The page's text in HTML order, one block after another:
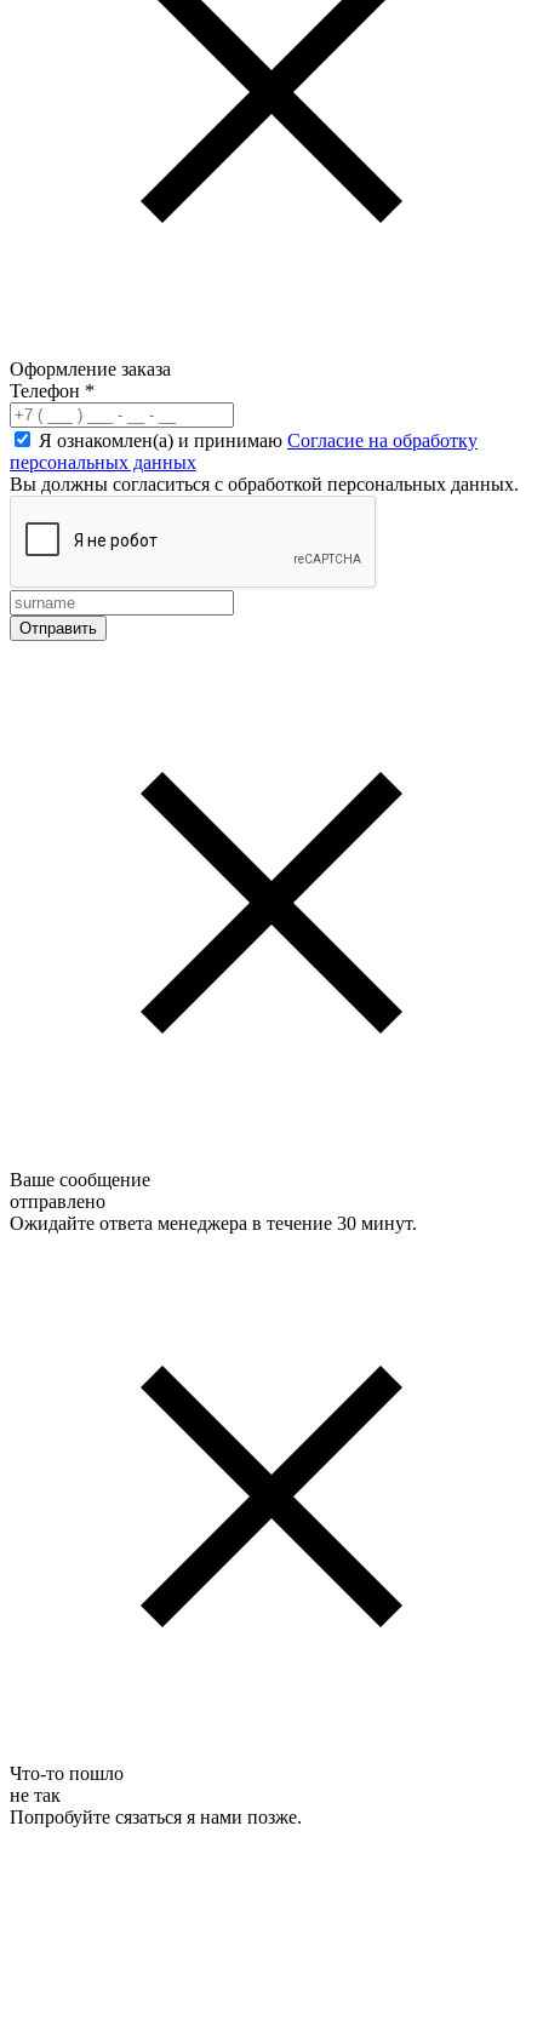
Оформление заказа
Телефон *
Я ознакомлен(а) и принимаю Согласие на обработку
персональных данных
Вы должны согласиться с обработкой персональных данных.
Ваше сообщение
отправлено
Ожидайте ответа менеджера в течение 30 минут.
Что-то пошло
не так
Попробуйте сязаться я нами позже.